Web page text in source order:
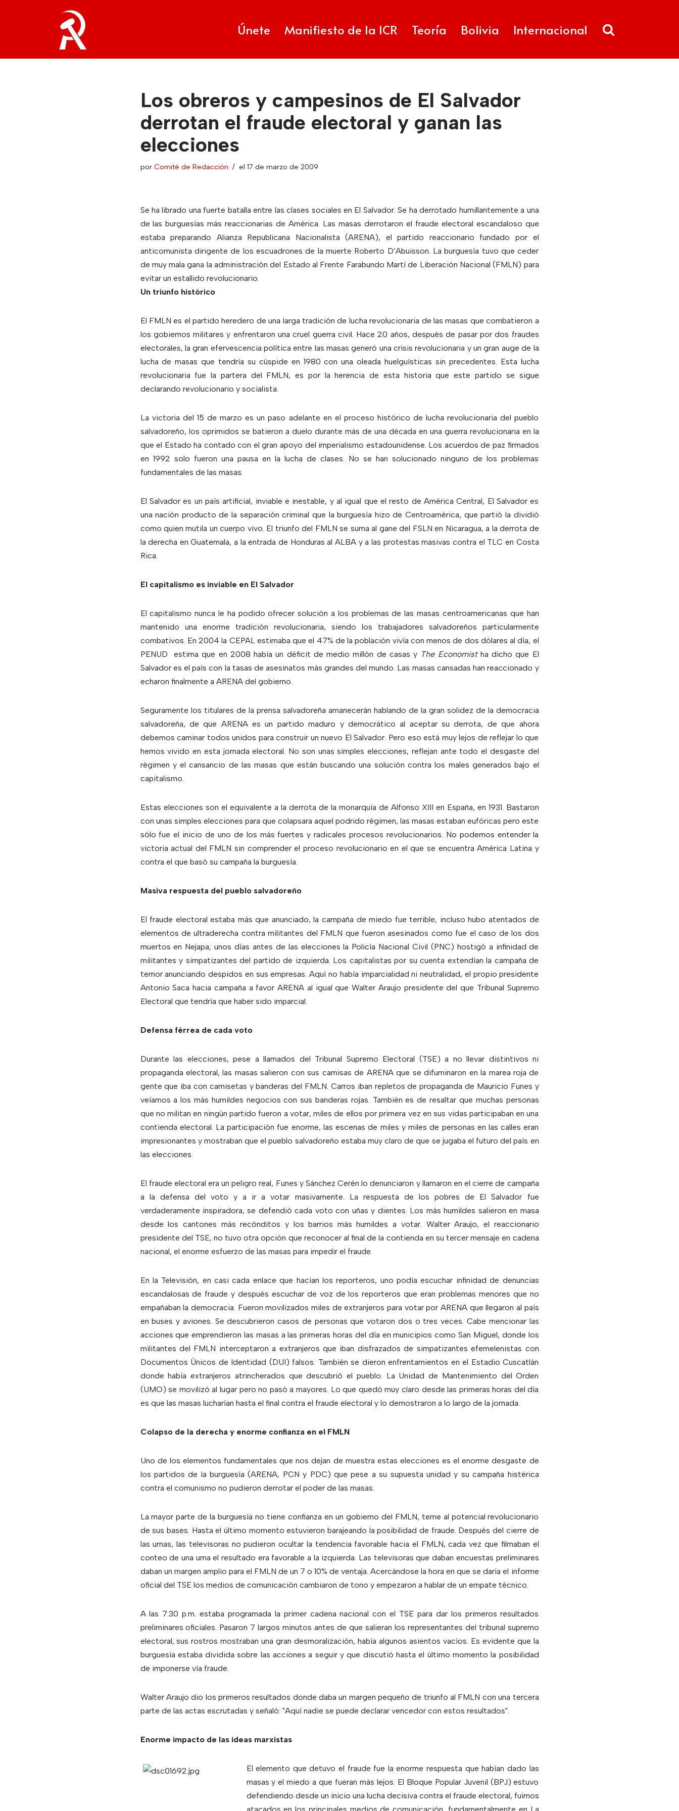
Únete Manifiesto de la ICR Teoría Bolivia Internacional
Los obreros y campesinos de El Salvador
derrotan el fraude electoral y ganan las
elecciones
por Comité de Redacción el 17 de marzo de 2009
Se ha librado una fuerte batalla entre las clases sociales en El Salvador. Se ha derrotado humillantemente a una
de las burguesías más reaccionarias de América. Las masas derrotaron el fraude electoral escandaloso que
estaba preparando Alianza Republicana Nacionalista (ARENA), el partido reaccionario fundado por el
anticomunista dirigente de los escuadrones de la muerte Roberto D’Abuisson. La burguesía tuvo que ceder
de muy mala gana la administración del Estado al Frente Farabundo Martí de Liberación Nacional (FMLN) para
evitar un estallido revolucionario.
Un triunfo histórico
El FMLN es el partido heredero de una larga tradición de lucha revolucionaria de las masas que combatieron a
los gobiernos militares y enfrentaron una cruel guerra civil. Hace 20 años, después de pasar por dos fraudes
electorales, la gran efervescencia política entre las masas generó una crisis revolucionaria y un gran auge de la
lucha de masas que tendría su cúspide en 1980 con una oleada huelguísticas sin precedentes. Esta lucha
revolucionaria fue la partera del FMLN, es por la herencia de esta historia que este partido se sigue
declarando revolucionario y socialista.
La victoria del 15 de marzo es un paso adelante en el proceso histórico de lucha revolucionaria del pueblo
salvadoreño, los oprimidos se batieron a duelo durante más de una década en una guerra revolucionaria en la
que el Estado ha contado con el gran apoyo del imperialismo estadounidense. Los acuerdos de paz firmados
en 1992 solo fueron una pausa en la lucha de clases. No se han solucionado ninguno de los problemas
fundamentales de las masas.
El Salvador es un país artificial, inviable e inestable, y al igual que el resto de América Central, El Salvador es
una nación producto de la separación criminal que la burguesía hizo de Centroamérica, que partió la dividió
como quien mutila un cuerpo vivo. El triunfo del FMLN se suma al gane del FSLN en Nicaragua, a la derrota de
la derecha en Guatemala, a la entrada de Honduras al ALBA y a las protestas masivas contra el TLC en Costa
Rica.
El capitalismo es inviable en El Salvador
El capitalismo nunca le ha podido ofrecer solución a los problemas de las masas centroamericanas que han
mantenido una enorme tradición revolucionaria, siendo los trabajadores salvadoreños particularmente
combativos. En 2004 la CEPAL estimaba que el 47% de la población vivía con menos de dos dólares al día, el
PENUD
estima que en 2008 había un déficit de medio millón de casas y The Economistha dicho que El
Salvador es el país con la tasas de asesinatos más grandes del mundo. Las masas cansadas han reaccionado y
echaron finalmente a ARENA del gobierno.
Seguramente los titulares de la prensa salvadoreña amanecerán hablando de la gran solidez de la democracia
salvadoreña, de que ARENA es un partido maduro y democrático al aceptar su derrota, de que ahora
debemos caminar todos unidos para construir un nuevo El Salvador. Pero eso está muy lejos de reflejar lo que
hemos vivido en esta jornada electoral. No son unas simples elecciones, reflejan ante todo el desgaste del
régimen y el cansancio de las masas que están buscando una solución contra los males generados bajo el
capitalismo.
Estas elecciones son el equivalente a la derrota de la monarquía de Alfonso XIII en España, en 1931. Bastaron
con unas simples elecciones para que colapsara aquel podrido régimen, las masas estaban eufóricas pero este
sólo fue el inicio de uno de los más fuertes y radicales procesos revolucionarios. No podemos entender la
victoria actual del FMLN sin comprender el proceso revolucionario en el que se encuentra América Latina y
contra el que basó su campaña la burguesía.
Masiva respuesta del pueblo salvadoreño
El fraude electoral estaba más que anunciado, la campaña de miedo fue terrible, incluso hubo atentados de
elementos de ultraderecha contra militantes del FMLN que fueron asesinados como fue el caso de los dos
muertos en Nejapa; unos días antes de las elecciones la Policía Nacional Civil (PNC) hostigó a infinidad de
militantes y simpatizantes del partido de izquierda. Los capitalistas por su cuenta extendían la campaña de
temor anunciando despidos en sus empresas. Aquí no había imparcialidad ni neutralidad, el propio presidente
Antonio Saca hacia campaña a favor ARENA al igual que Walter Araujo presidente del que Tribunal Supremo
Electoral que tendría que haber sido imparcial.
Defensa férrea de cada voto
Durante las elecciones, pese a llamados del Tribunal Supremo Electoral (TSE) a no llevar distintivos ni
propaganda electoral, las masas salieron con sus camisas de ARENA que se difuminaron en la marea roja de
gente que iba con camisetas y banderas del FMLN. Carros iban repletos de propaganda de Mauricio Funes y
veíamos a los más humildes negocios con sus banderas rojas. También es de resaltar que muchas personas
que no militan en ningún partido fueron a votar, miles de ellos por primera vez en sus vidas participaban en una
contienda electoral. La participación fue enorme, las escenas de miles y miles de personas en las calles eran
impresionantes y mostraban que el pueblo salvadoreño estaba muy claro de que se jugaba el futuro del país en
las elecciones.
El fraude electoral era un peligro real, Funes y Sánchez Cerén lo denunciaron y llamaron en el cierre de campaña
a la defensa del voto y a ir a votar masivamente. La respuesta de los pobres de El Salvador fue
verdaderamente inspiradora, se defendió cada voto con uñas y dientes. Los más humildes salieron en masa
desde los cantones más recónditos y los barrios más humildes a votar. Walter Araujo, el reaccionario
presidente del TSE, no tuvo otra opción que reconocer al final de la contienda en su tercer mensaje en cadena
nacional, el enorme esfuerzo de las masas para impedir el fraude.
En la Televisión, en casi cada enlace que hacían los reporteros, uno podía escuchar infinidad de denuncias
escandalosas de fraude y después escuchar de voz de los reporteros que eran problemas menores que no
empañaban la democracia. Fueron movilizados miles de extranjeros para votar por ARENA que llegaron al país
en buses y aviones. Se descubrieron casos de personas que votaron dos o tres veces. Cabe mencionar las
acciones que emprendieron las masas a las primeras horas del día en municipios como San Miguel, donde los
militantes del FMLN interceptaron a extranjeros que iban disfrazados de simpatizantes efemelenistas con
Documentos Únicos de Identidad (DUI) falsos. También se dieron enfrentamientos en el Estadio Cuscatlán
donde había extranjeros atrincherados que descubrió el pueblo. La Unidad de Mantenimiento del Orden
(UMO) se movilizó al lugar pero no pasó a mayores. Lo que quedó muy claro desde las primeras horas del día
es que las masas lucharían hasta el final contra el fraude electoral y lo demostraron a lo largo de la jornada.
Colapso de la derecha y enorme confianza en el FMLN
Uno de los elementos fundamentales que nos dejan de muestra estas elecciones es el enorme desgaste de
los partidos de la burguesía (ARENA, PCN y PDC) que pese a su supuesta unidad y su campaña histérica
contra el comunismo no pudieron derrotar el poder de las masas.
La mayor parte de la burguesía no tiene confianza en un gobierno del FMLN, teme al potencial revolucionario
de sus bases. Hasta el último momento estuvieron barajeando la posibilidad de fraude. Después del cierre de
las urnas, las televisoras no pudieron ocultar la tendencia favorable hacia el FMLN, cada vez que filmaban el
conteo de una urna el resultado era favorable a la izquierda. Las televisoras que daban encuestas preliminares
daban un margen amplio para el FMLN de un 7 o 10% de ventaja. Acercándose la hora en que se daría el informe
oficial del TSE los medios de comunicación cambiaron de tono y empezaron a hablar de un empate técnico.
A las 7:30 p.m. estaba programada la primer cadena nacional con el TSE para dar los primeros resultados
preliminares oficiales. Pasaron 7 largos minutos antes de que salieran los representantes del tribunal supremo
electoral, sus rostros mostraban una gran desmoralización, había algunos asientos vacíos. Es evidente que la
burguesía estaba dividida sobre las acciones a seguir y que discutió hasta el último momento la posibilidad
de imponerse vía fraude.
Walter Araujo dio los primeros resultados donde daba un margen pequeño de triunfo al FMLN con una tercera
parte de las actas escrutadas y señaló: "Aquí nadie se puede declarar vencedor con estos resultados".
Enorme impacto de las ideas marxistas
El elemento que detuvo el fraude fue la enorme respuesta que habían dado las
masas y el miedo a que fueran más lejos. El Bloque Popular Juvenil (BPJ) estuvo
defendiendo desde un inicio una lucha decisiva contra el fraude electoral, fuimos